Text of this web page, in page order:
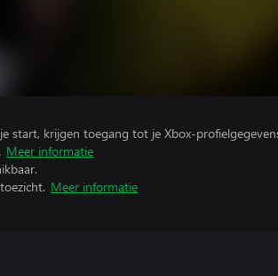
start, krijgen toegang tot je Xbox-
Meer informatie
Meer informatie